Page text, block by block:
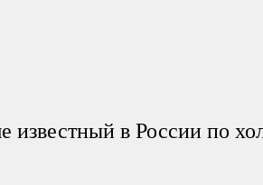
в России по